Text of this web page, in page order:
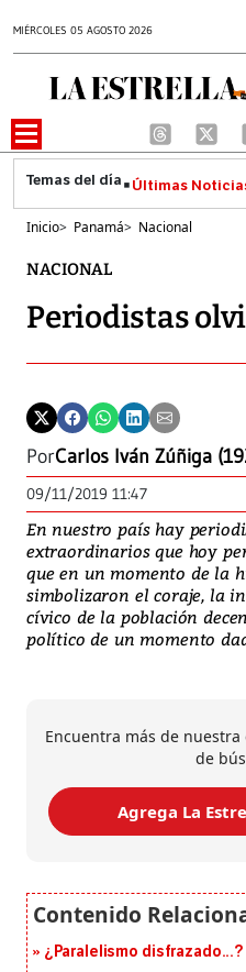
MIÉRCOLES 05 AGOSTO 2026
Últimas
Inicio> Panamá> Nacional
NACIONAL
Periodistas
PorCarlos Iván Zúñiga
09/11/2019 11:47
En nuestro país hay
extraordinarios que hoy
que en un momento de la
simbolizaron el coraje, la
cívico de la población
político de un momento
Encuentra más de
de
Agrega La
¿Paralelismo disfrazado...?